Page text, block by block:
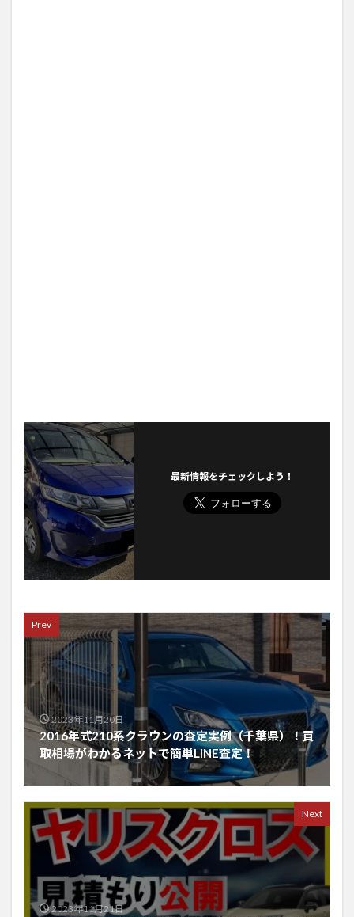
最新情報をチェックしよう！
Prev
2023年11月20日
2016年式210系クラウンの査定実例（千葉県）！買
取相場がわかるネットで簡単LINE査定！
Next
2023年11月21日